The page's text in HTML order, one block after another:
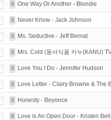
One Way Or Another - Blondie
Never Know - Jack Johnson
Ms. Seductive - Jeff Bernat
Mrs. Cold (동서식품 카누(KANU)
Love You I Do - Jennifer Hudson
Love Letter - Clairy Browne & The
Honesty - Beyonce
Love Is An Open Door - Kristen